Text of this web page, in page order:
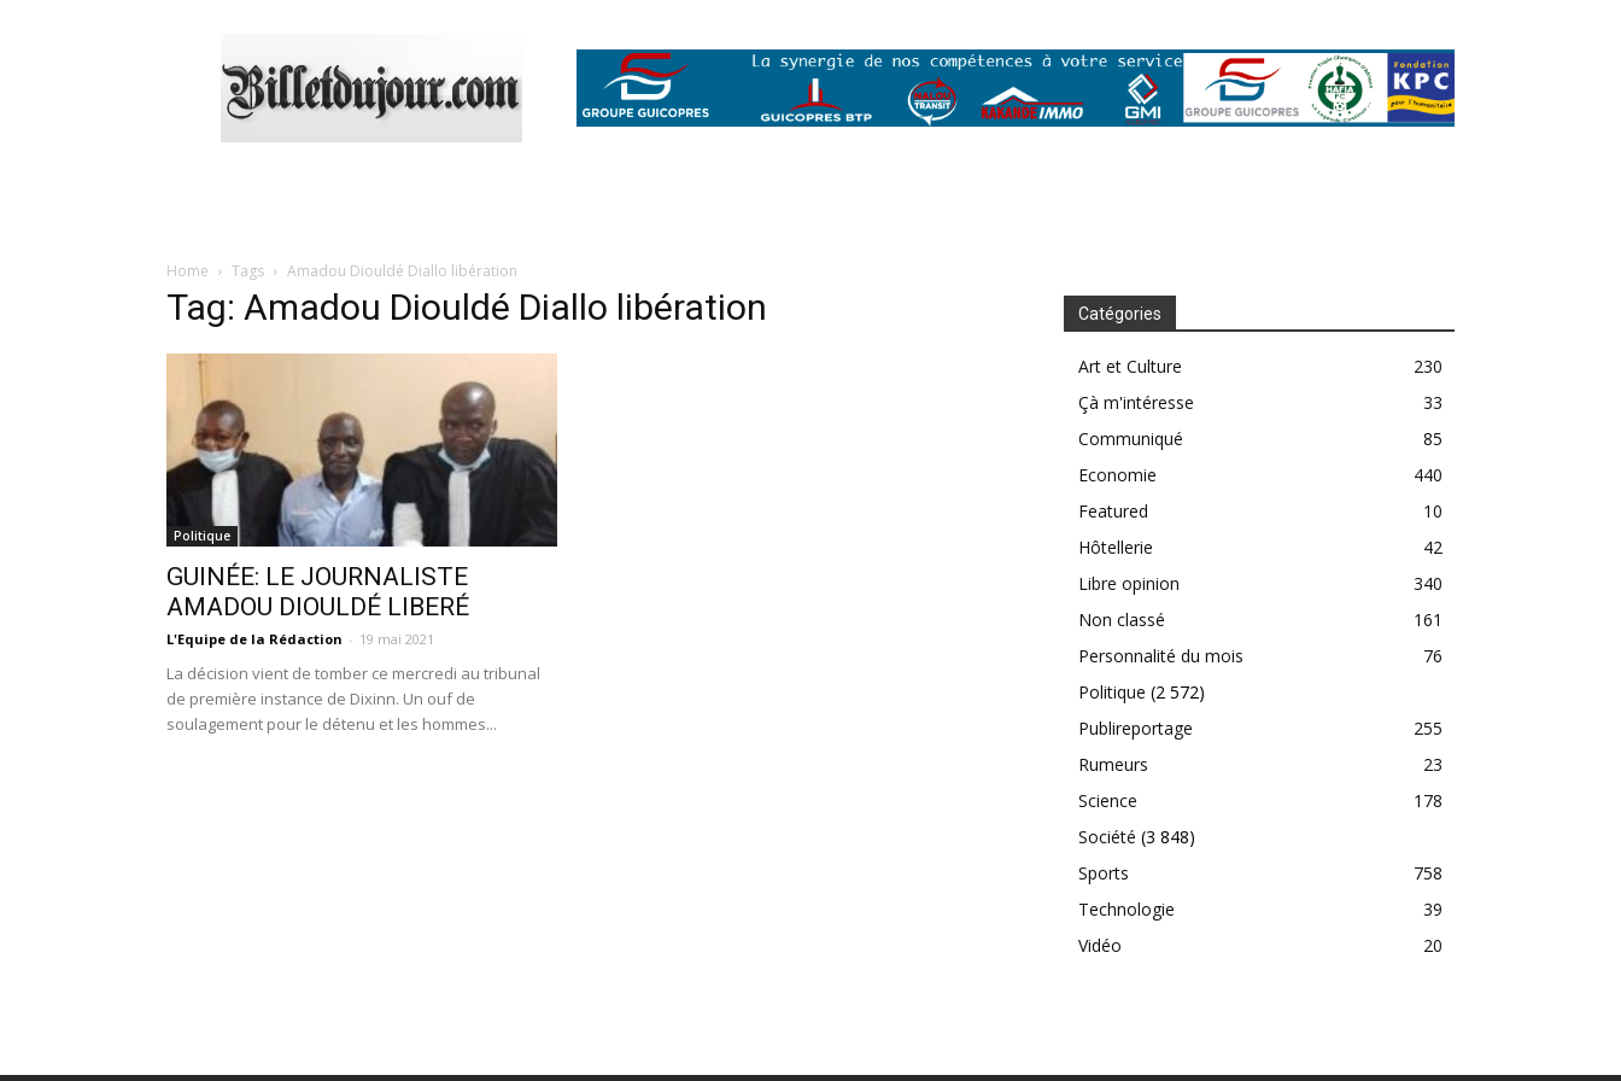
Home Tags Amadou Diouldé Diallo libération
Tag: Amadou Diouldé Diallo libération
Politique
GUINÉE: LE JOURNALISTE
AMADOU DIOULDÉ LIBERÉ
L'Equipe de la Rédaction - 19 mai 2021
La décision vient de tomber ce mercredi au tribunal
de première instance de Dixinn. Un ouf de
soulagement pour le détenu et les hommes...
Catégories
Art et Culture
230
Çà m'intéresse
33
Communiqué
85
Economie
440
Featured
10
Hôtellerie
42
Libre opinion
340
Non classé
161
Personnalité du mois
76
Politique (2 572)
Publireportage
255
Rumeurs
23
Science
178
Société (3 848)
Sports
758
Technologie
39
Vidéo
20